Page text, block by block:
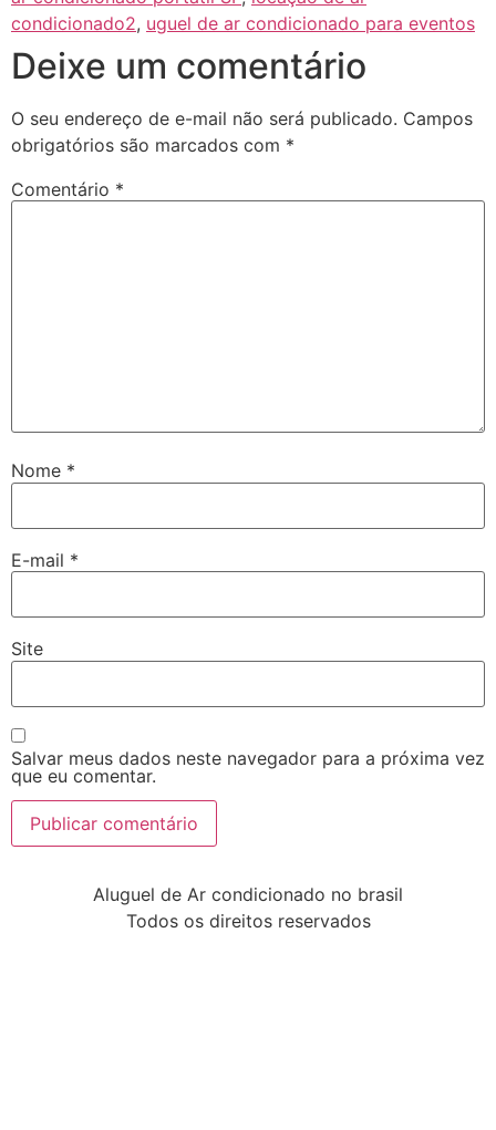
condicionado2, uguel de ar condicionado para eventos
Deixe um comentário
O seu endereço de e-mail não será publicado. Campos
obrigatórios são marcados com *
Comentário *
Nome *
E-mail *
Site
Salvar meus dados neste navegador para a próxima vez
que eu comentar.
Aluguel de Ar condicionado no brasil
Todos os direitos reservados